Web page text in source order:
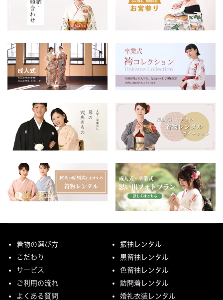
着物の選び方
こだわり
サービス
ご利用の流れ
よくある質問
振袖レンタル
黒留袖レンタル
色留袖レンタル
訪問着レンタル
婚礼衣装レンタル